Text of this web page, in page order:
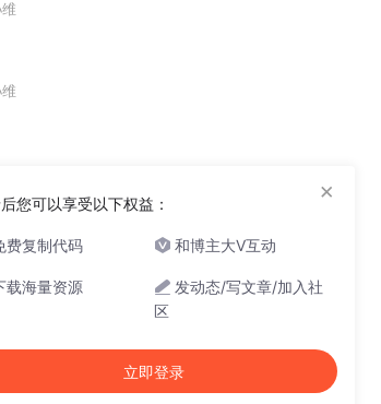
维
您可以享受以下权益：
费复制代码 和博主大V互动
载海量资源
发动态/写文章/加入社
区
×
立即登录